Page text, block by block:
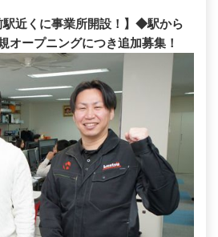
駅近くに事業所開設！】◆駅から
オープニングにつき追加募集！